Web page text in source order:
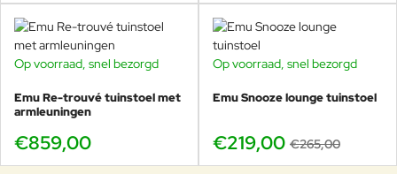
Op voorraad, snel bezorgd
Emu Re-trouvé tuinstoel met
armleuningen
€859,00
-17%
Op voorraad, snel bezorgd
Emu Snooze lounge tuinstoel
€219,00 €265,00